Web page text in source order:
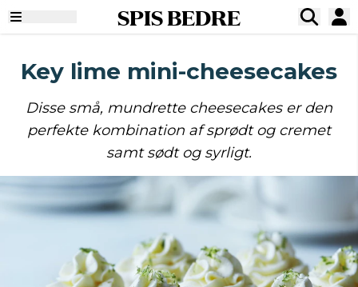
SPIS BEDRE
Key lime mini-cheesecakes
Disse små, mundrette cheesecakes er den
perfekte kombination af sprødt og cremet
samt sødt og syrligt.